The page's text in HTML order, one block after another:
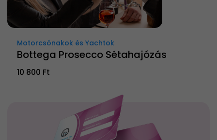
Motorcsónakok és Yachtok
Bottega Prosecco Sétahajózás
10 800 Ft